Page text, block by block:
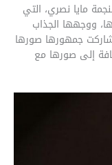
مايا نصري، التي
ووجهها الجذاب
شاركت جمهورها صورها
إلى صورها مع